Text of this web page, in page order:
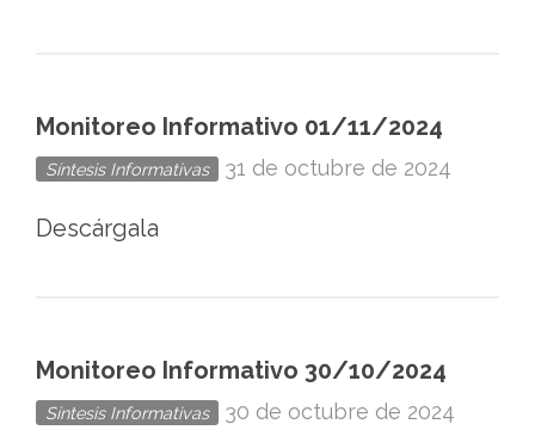
Monitoreo Informativo 01/11/2024
Síntesis Informativas 31 de octubre de 2024
Descárgala
Monitoreo Informativo 30/10/2024
Síntesis Informativas 30 de octubre de 2024